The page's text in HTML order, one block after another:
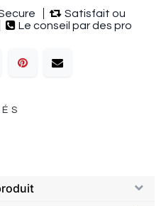
Satisfait ou
Le conseil par des pro